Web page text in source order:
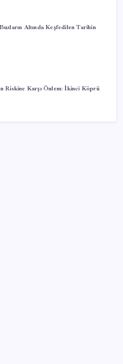
Altında Keşfedilen Tarihin
Riskine Karşı Önlem: İkinci Köprü